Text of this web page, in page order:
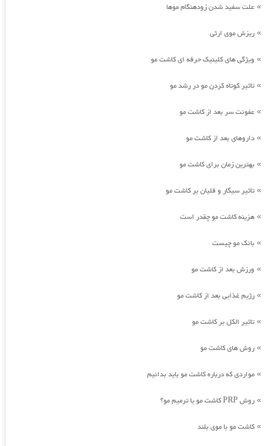
» علت سفید شدن زودهنگام موها
» ریزش موی ارثی
» ویژگی های کلینیک حرفه ای کاشت مو
» تاثیر کوتاه کردن مو در رشد مو
» عفونت سر بعد از کاشت مو
» داروهای بعد از کاشت مو
» بهترین زمان برای کاشت مو
» تاثیر سیگار و قلیان بر کاشت مو
» هزینه کاشت مو چقدر است
» بانک مو چیست
» ورزش بعد از کاشت مو
» رژیم غذایی بعد از کاشت مو
» تاثیر الکل بر کاشت مو
» روش های کاشت مو
» مواردی که درباره کاشت مو باید بدانیم
» روش PRP کاشت مو یا ترمیم مو؟
» کاشت مو با موی بلند